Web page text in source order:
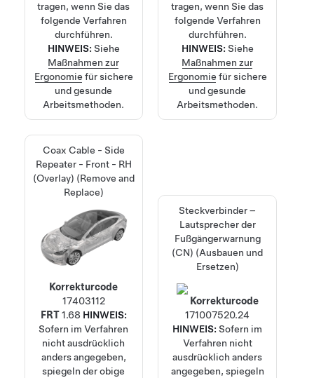
tragen, wenn Sie das
folgende Verfahren
durchführen.
HINWEIS: Siehe
Maßnahmen zur
Ergonomie für sichere
und gesunde
Arbeitsmethoden.
tragen, wenn Sie das
folgende Verfahren
durchführen.
HINWEIS: Siehe
Maßnahmen zur
Ergonomie für sichere
und gesunde
Arbeitsmethoden.
Coax Cable - Side
Repeater - Front - RH
(Overlay) (Remove and
Replace)
Korrekturcode
17403112
FRT1.68 HINWEIS:
Sofern im Verfahren
nicht ausdrücklich
anders angegeben,
spiegeln der obige
Steckverbinder –
Lautsprecher der
Fußgängerwarnung
(CN) (Ausbauen und
Ersetzen)
Korrekturcode
171007520.24
HINWEIS:Sofern im
Verfahren nicht
ausdrücklich anders
angegeben, spiegeln